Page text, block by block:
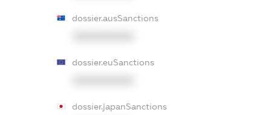
dossier.ausSanctions
dossier.euSanctions
dossier.japanSanctions